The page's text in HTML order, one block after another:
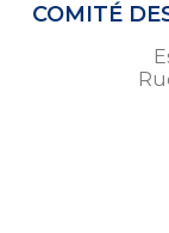
COMITÉ